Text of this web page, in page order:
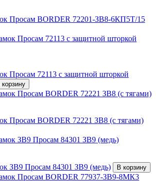
Просам BORDER 72201-ЗВ8-6КП5Т/15
Просам 72113 с защитной шторкой
корзину
Просам BORDER 72221 ЗВ8 (с тягами)
ЗВ9 Просам 84301 ЗВ9 (медь)
В корзину